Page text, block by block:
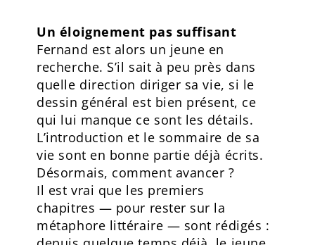
Un éloignement pas suffisant
Fernand est alors un jeune en
recherche. S’il sait à peu près dans
quelle direction diriger sa vie, si le
dessin général est bien présent, ce
qui lui manque ce sont les détails.
L’introduction et le sommaire de sa
vie sont en bonne partie déjà écrits.
Désormais, comment avancer ?
Il est vrai que les premiers
chapitres — pour rester sur la
métaphore littéraire — sont rédigés :